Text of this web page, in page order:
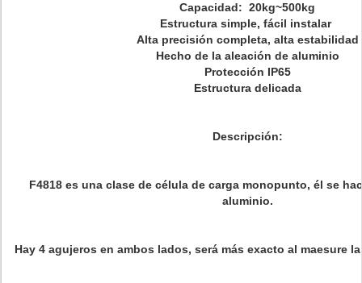
Capacidad: 20kg~500kg
Estructura simple, fácil instalar
Alta precisión completa, alta estabilidad
Hecho de la aleación de aluminio
Protección IP65
Estructura delicada
Descripción:
F4818 es una clase de célula de carga monopunto, él se
aluminio.
Hay 4 agujeros en ambos lados, será más exacto al maesure